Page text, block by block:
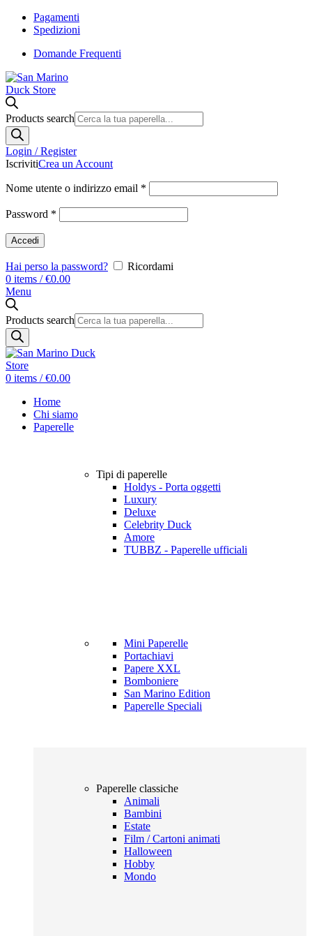
Pagamenti
Spedizioni
Domande Frequenti
Products search
Login / Register
IscrivitiCrea un Account
Nome utente o indirizzo email *
Password *
Accedi
Hai perso la password?
Ricordami
0 items / €0.00
Menu
Products search
0 items / €0.00
Home
Chi siamo
Paperelle
Tipi di paperelle
Holdys - Porta oggetti
Luxury
Deluxe
Celebrity Duck
Amore
TUBBZ - Paperelle ufficiali
Mini Paperelle
Portachiavi
Papere XXL
Bomboniere
San Marino Edition
Paperelle Speciali
Paperelle classiche
Animali
Bambini
Estate
Film / Cartoni animati
Halloween
Hobby
Mondo